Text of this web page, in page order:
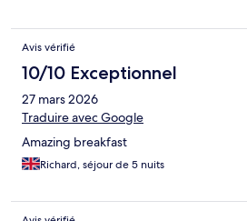
Avis vérifié
10/10 Exceptionnel
27 mars 2026
Traduire avec Google
Amazing breakfast
Richard, séjour de 5 nuits